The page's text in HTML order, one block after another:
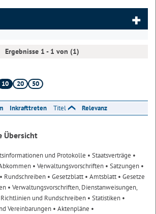
Ergebnisse 1 - 1 von (1)
10 20 50
Inkrafttreten Titel Relevanz
Übersicht
und Protokolle • Staatsverträge •
• Verwaltungsvorschriften • Satzungen •
• Rundschreiben • Gesetzblatt• Amtsblatt• Gesetze
• Verwaltungsvorschriften, Dienstanweisungen,
und Rundschreiben • Statistiken •
Vereinbarungen • Aktenpläne •